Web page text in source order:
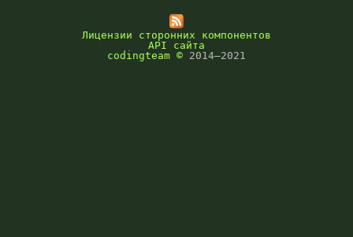
Лицензии сторонних компонентов
API сайта
codingteam © 2014–2021